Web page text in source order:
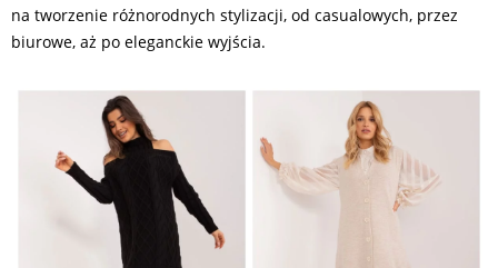
na tworzenie różnorodnych stylizacji, od casualowych, przez
biurowe, aż po eleganckie wyjścia.